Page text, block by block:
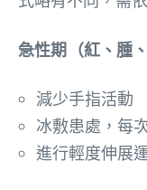
急性期（紅、腫
減少手指活動
冰敷患處，每
進行輕度伸展